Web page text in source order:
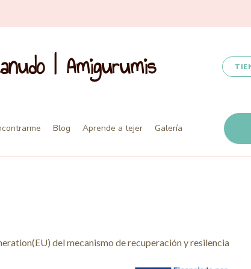
| Amigurumis
Blog Aprende a tejer Galería
del mecanismo de recuperación y resilencia